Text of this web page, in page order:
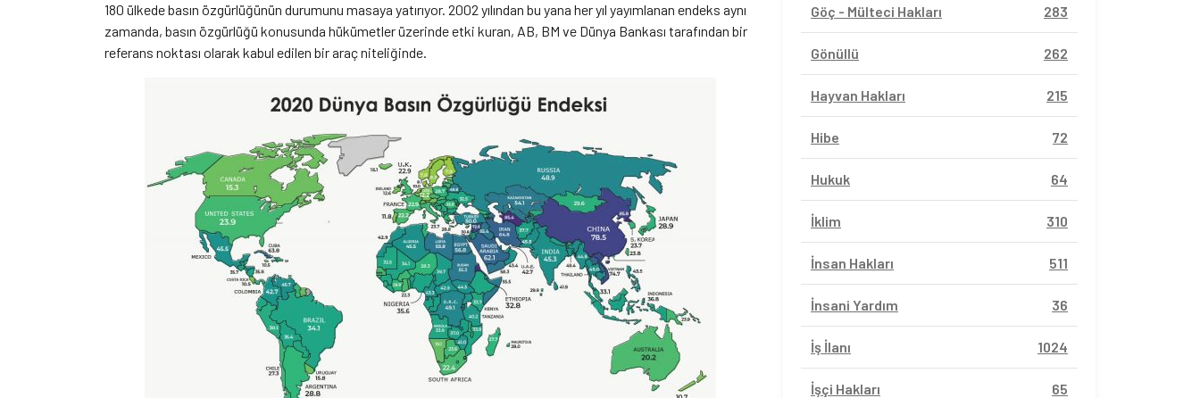
180 ülkede basın özgürlüğünün durumunu masaya yatırıyor. 2002 yılından bu yana her yıl yayımlanan endeks aynı
zamanda, basın özgürlüğü konusunda hükümetler üzerinde etki kuran, AB, BM ve Dünya Bankası tarafından bir
referans noktası olarak kabul edilen bir araç niteliğinde.
Göç - Mülteci Hakları 283
Gönüllü 262
Hayvan Hakları 215
Hibe 72
Hukuk 64
İklim 310
İnsan Hakları 511
İnsani Yardım 36
İş İlanı 1024
İşçi Hakları 65